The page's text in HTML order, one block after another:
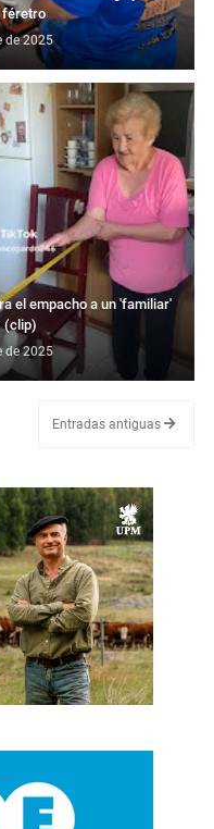
féretro
de 2025
el empacho a un 'familiar'
(clip)
de 2025
Entradas antiguas